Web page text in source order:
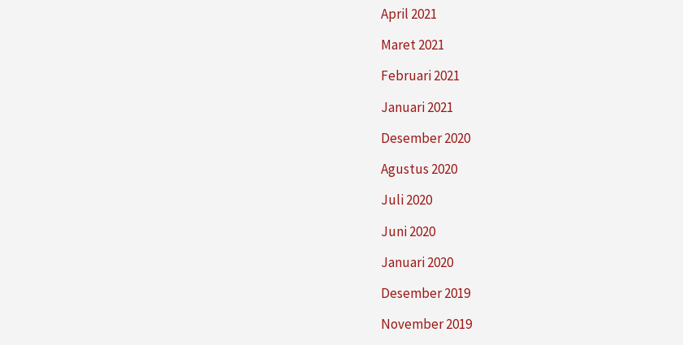
April 2021
Maret 2021
Februari 2021
Januari 2021
Desember 2020
Agustus 2020
Juli 2020
Juni 2020
Januari 2020
Desember 2019
November 2019